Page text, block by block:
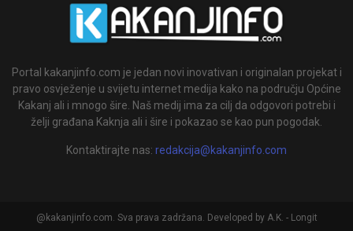
Portal kakanjinfo.com je jedan novi inovativan i originalan projekat i
pravo osvježenje u svijetu internet medija kako na području Općine
Kakanj ali i mnogo šire. Naš medij ima za cilj da odgovori potrebi i
želji građana Kaknja ali i šire i pokazao se kao pun pogodak.
Kontaktirajte nas: redakcija@kakanjinfo.com
@kakanjinfo.com. Sva prava zadržana. Developed by A.K. - Longit